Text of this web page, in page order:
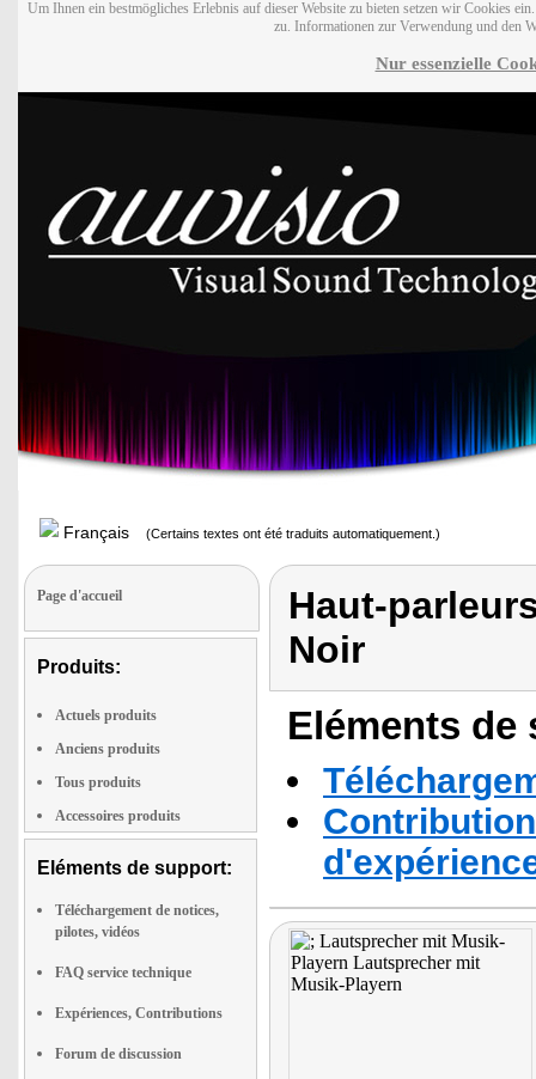
Um Ihnen ein bestmögliches Erlebnis auf dieser Website zu bieten setzen wir Cookies
zu. Informationen zur Verwendung und den
Nur essenzielle
Français (Certains textes ont été traduits automatiquement.)
Page d'accueil
Produits:
Actuels produits
Anciens produits
Tous produits
Accessoires produits
Eléments de support:
Téléchargement de notices,
pilotes, vidéos
FAQ service technique
Expériences, Contributions
Forum de discussion
Haut-
Noir
Eléments